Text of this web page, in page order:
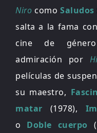
Niro como Saludos
salta a la fama
cine de
admiración por
películas de
su maestro,
matar (1978),
o Doble cuerpo